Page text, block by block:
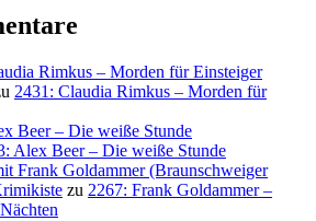
Rimkus – Morden für Einsteiger
2431: Claudia Rimkus – Morden für
Beer – Die weiße Stunde
Alex Beer – Die weiße Stunde
Frank Goldammer (Braunschweiger
zu 2267: Frank Goldammer –